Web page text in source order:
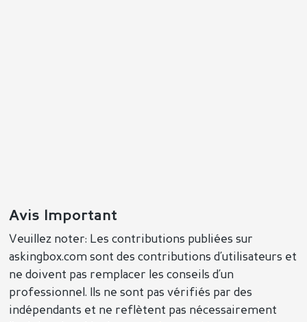
Avis Important
Veuillez noter: Les contributions publiées sur
askingbox.com sont des contributions d’utilisateurs et
ne doivent pas remplacer les conseils d’un
professionnel. Ils ne sont pas vérifiés par des
indépendants et ne reflètent pas nécessairement